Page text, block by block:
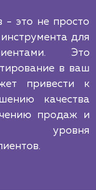
ботов
тем,
которые могут
с